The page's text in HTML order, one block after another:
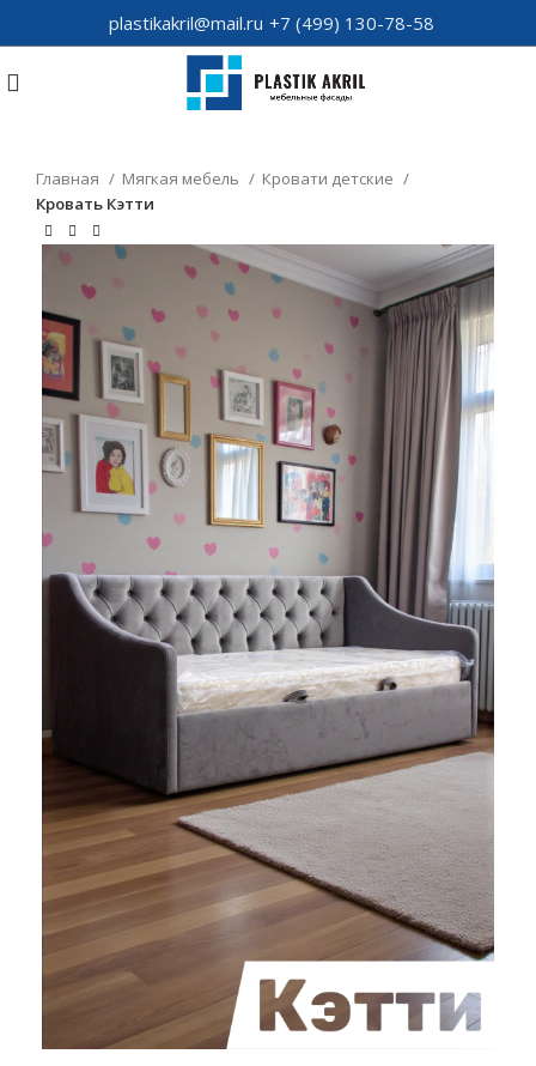
plastikakril@mail.ru +7 (499) 130-78-58
Главная Мягкая мебель
Кровати детские
Кровать Кэтти